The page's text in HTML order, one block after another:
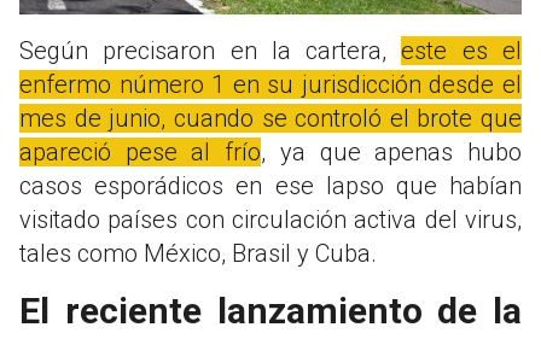
Según precisaron en la cartera,este es el
enfermo número 1 en su jurisdicción desde el
mes de junio, cuando se controló el brote que
apareció pese al frío, ya que apenas hubo
casos esporádicos en ese lapso que habían
visitado países con circulación activa del virus,
tales como México, Brasil y Cuba.
El reciente lanzamiento de la